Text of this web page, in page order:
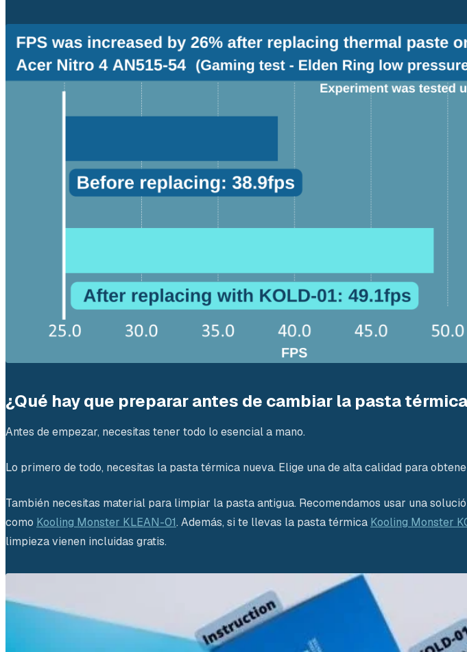
¿Qué hay que preparar antes de cambiar la pasta
Antes de empezar, necesitas tener todo lo esencial a mano.
Lo primero de todo, necesitas la pasta térmica nueva. Elige una de alta calidad para
También necesitas material para limpiar la pasta antigua. Recomendamos usar una
como Kooling Monster KLEAN-01. Además, si te llevas la pasta térmica Kooling Monster
limpieza vienen incluidas gratis.